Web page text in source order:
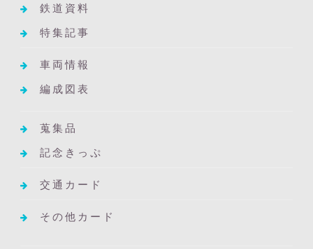
鉄道資料
特集記事
車両情報
編成図表
蒐集品
記念きっぷ
交通カード
その他カード